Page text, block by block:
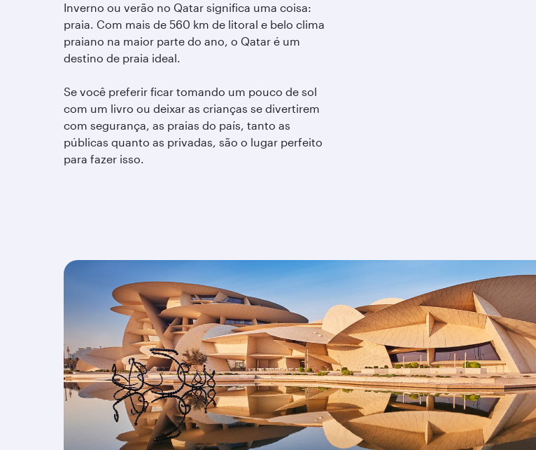
Inverno ou verão no Qatar significa uma coisa:
praia. Com mais de 560 km de litoral e belo clima
praiano na maior parte do ano, o Qatar é um
destino de praia ideal.
Se você preferir ficar tomando um pouco de sol
com um livro ou deixar as crianças se divertirem
com segurança, as praias do país, tanto as
públicas quanto as privadas, são o lugar perfeito
para fazer isso.